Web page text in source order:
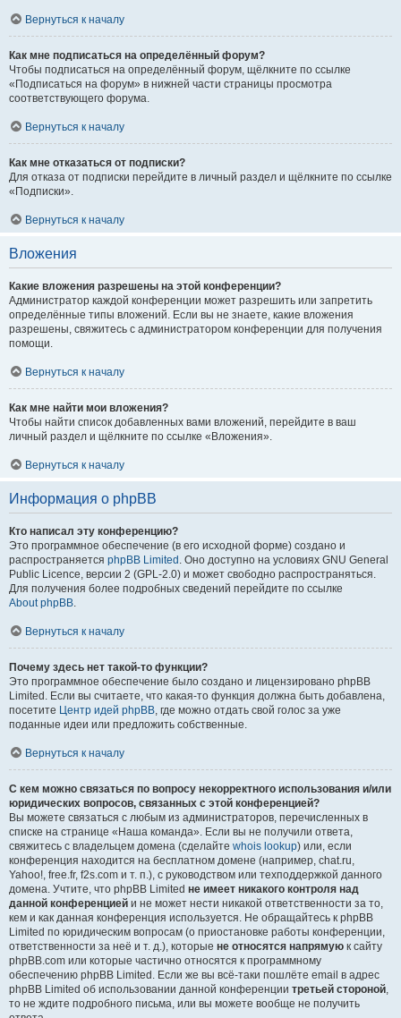
Вернуться к началу
Как мне подписаться на определённый форум?
Чтобы подписаться на определённый форум, щёлкните по ссылке
«Подписаться на форум» в нижней части страницы просмотра
соответствующего форума.
Вернуться к началу
Как мне отказаться от подписки?
Для отказа от подписки перейдите в личный раздел и щёлкните по ссылке
«Подписки».
Вернуться к началу
Вложения
Какие вложения разрешены на этой конференции?
Администратор каждой конференции может разрешить или запретить
определённые типы вложений. Если вы не знаете, какие вложения
разрешены, свяжитесь с администратором конференции для получения
помощи.
Вернуться к началу
Как мне найти мои вложения?
Чтобы найти список добавленных вами вложений, перейдите в ваш
личный раздел и щёлкните по ссылке «Вложения».
Вернуться к началу
Информация о phpBB
Кто написал эту конференцию?
Это программное обеспечение (в его исходной форме) создано и
распространяется phpBB Limited . Оно доступно на условиях GNU General
Public Licence, версии 2 (GPL-2.0) и может свободно распространяться.
Для получения более подробных сведений перейдите по ссылке
About phpBB.
Вернуться к началу
Почему здесь нет такой-то функции?
Это программное обеспечение было создано и лицензировано phpBB
Limited. Если вы считаете, что какая-то функция должна быть добавлена,
посетите Центр идей phpBB, где можно отдать свой голос за уже
поданные идеи или предложить собственные.
Вернуться к началу
С кем можно связаться по вопросу некорректного использования и/или
юридических вопросов, связанных с этой конференцией?
Вы можете связаться с любым из администраторов, перечисленных в
списке на странице «Наша команда». Если вы не получили ответа,
свяжитесь с владельцем домена (сделайте whois lookup) или, если
конференция находится на бесплатном домене (например, chat.ru,
Yahoo!, free.fr, f2s.com и т. п.), с руководством или техподдержкой данного
домена. Учтите, что phpBB Limited не имеет никакого контроля над
данной конференцией и не может нести никакой ответственности за то,
кем и как данная конференция используется. Не обращайтесь к phpBB
Limited по юридическим вопросам (о приостановке работы конференции,
ответственности за неё и т. д.), которые не относятся напрямую к сайту
phpBB.com или которые частично относятся к программному
обеспечению phpBB Limited. Если же вы всё-таки пошлёте email в адрес
phpBB Limited об использовании данной конференции третьей стороной,
то не ждите подробного письма, или вы можете вообще не получить